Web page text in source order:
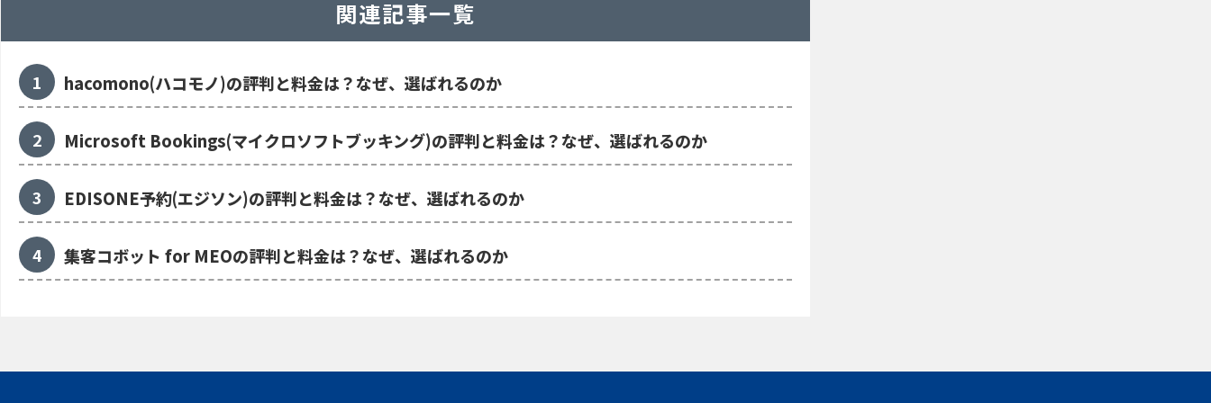
関連記事一覧
hacomono(ハコモノ)の評判と料金は？なぜ、選ばれるのか
Microsoft Bookings(マイクロソフトブッキング)の評判と料金は？なぜ、選ばれるのか
EDISONE予約(エジソン)の評判と料金は？なぜ、選ばれるのか
集客コボット for MEOの評判と料金は？なぜ、選ばれるのか